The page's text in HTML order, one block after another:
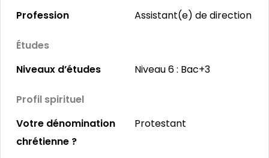
Profession
Assistant(e) de direction
Études
Niveaux d’études
Niveau 6 : Bac+3
Profil spirituel
Votre dénomination
chrétienne ?
Protestant